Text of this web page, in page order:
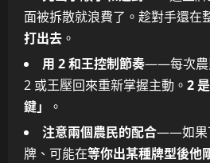
面被拆散就浪費了。趁對手還在
打出去 。
用 2 和王控制節奏——每次農
2 或王壓回來重新掌握主動。 2
鍵」
。
注意兩個農民的配合——如果
牌、可能在等你出某種牌型後他